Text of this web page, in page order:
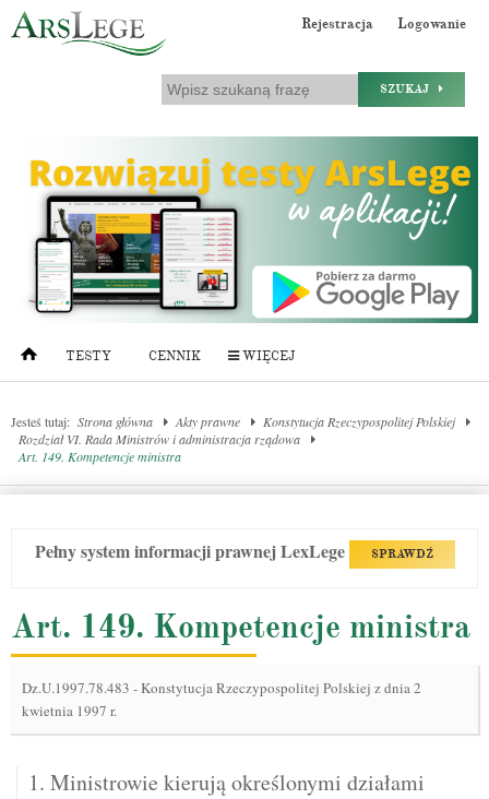
Rejestracja Logowanie
SZUKAJ
TESTY CENNIK WIĘCEJ
Jesteś tutaj: Strona główna Akty prawne
Konstytucja Rzeczypospolitej Polskiej
Rozdział VI. Rada Ministrów i administracja rządowa
Art. 149. Kompetencje ministra
Pełny system informacji prawnej LexLege SPRAWDŹ
Art. 149. Kompetencje ministra
Dz.U.1997.78.483 -Konstytucja Rzeczypospolitej Polskiej z dnia 2
kwietnia 1997 r.
1. Ministrowie kierują określonymi działami